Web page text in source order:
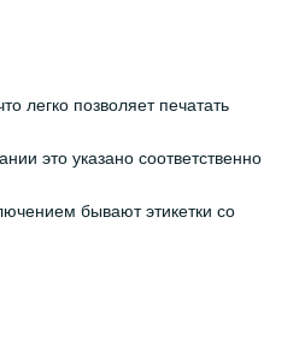
легко позволяет печатать
это указано соответственно
бывают этикетки со